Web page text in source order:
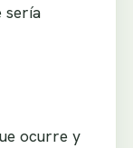
sería
ocurre y